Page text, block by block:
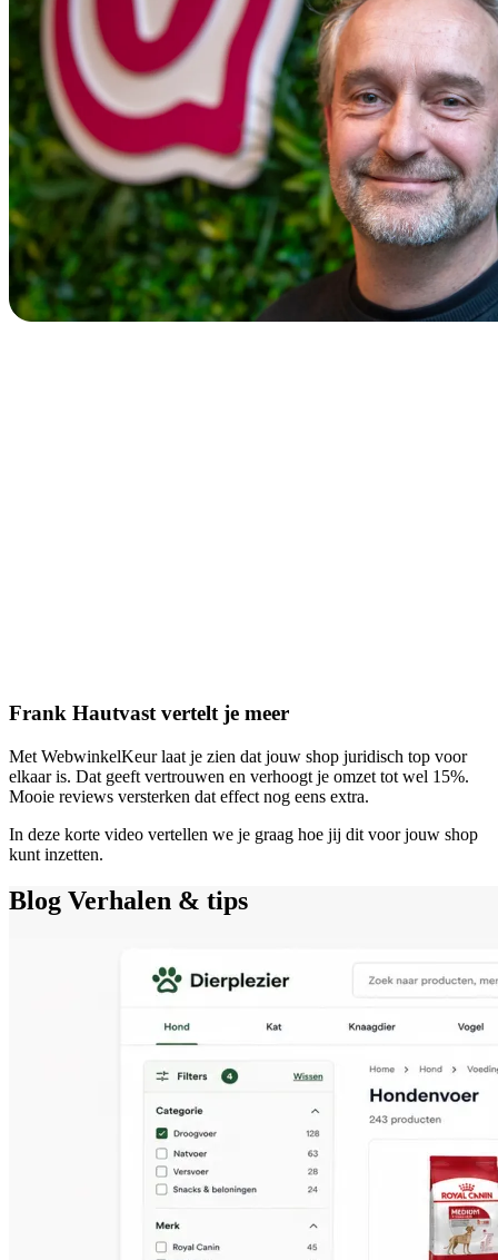
Frank Hautvast vertelt je meer
Met WebwinkelKeur laat je zien dat jouw shop juridisch top voor
elkaar is. Dat geeft vertrouwen en verhoogt je omzet tot wel 15%.
Mooie reviews versterken dat effect nog eens extra.
In deze korte video vertellen we je graag hoe jij dit voor jouw shop
kunt inzetten.
Blog Verhalen & tips